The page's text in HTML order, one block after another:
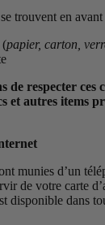
trouvent en
(papier, carton,
de respecter ces
et autres items
munies d’un
de votre carte
disponible dans